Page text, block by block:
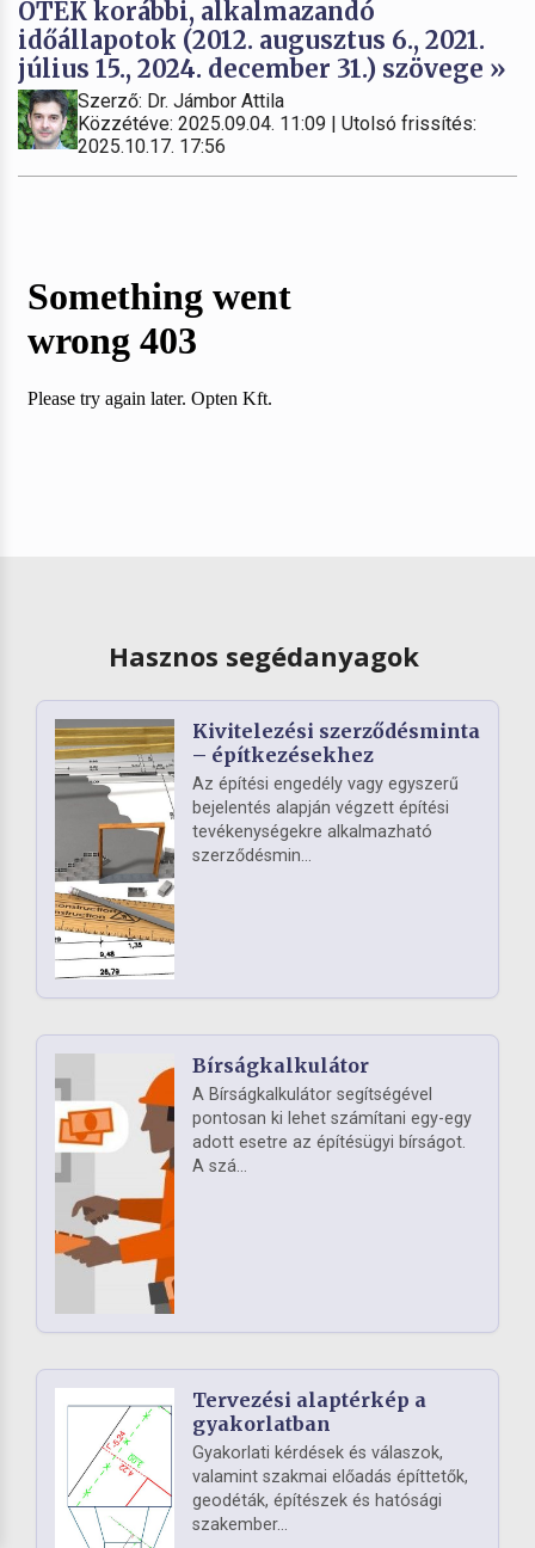
OTÉK korábbi, alkalmazandó
időállapotok (2012. augusztus 6., 2021.
július 15., 2024. december 31.) szövege »
Szerző: Dr. Jámbor Attila
Közzétéve: 2025.09.04. 11:09 | Utolsó frissítés:
2025.10.17. 17:56
Hasznos segédanyagok
Kivitelezési szerződésminta
– építkezésekhez
Az építési engedély vagy egyszerű
bejelentés alapján végzett építési
tevékenységekre alkalmazható
szerződésmin...
Bírságkalkulátor
A Bírságkalkulátor segítségével
pontosan ki lehet számítani egy-egy
adott esetre az építésügyi bírságot.
A szá...
Tervezési alaptérkép a
gyakorlatban
Gyakorlati kérdések és válaszok,
valamint szakmai előadás építtetők,
geodéták, építészek és hatósági
szakember...